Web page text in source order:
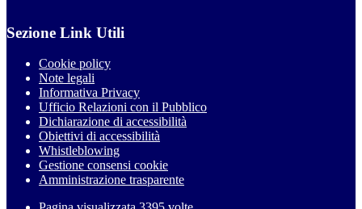
Sezione Link Utili
Cookie policy
Note legali
Informativa Privacy
Ufficio Relazioni con il Pubblico
Dichiarazione di accessibilità
Obiettivi di accessibilità
Whistleblowing
Gestione consensi cookie
Amministrazione trasparente